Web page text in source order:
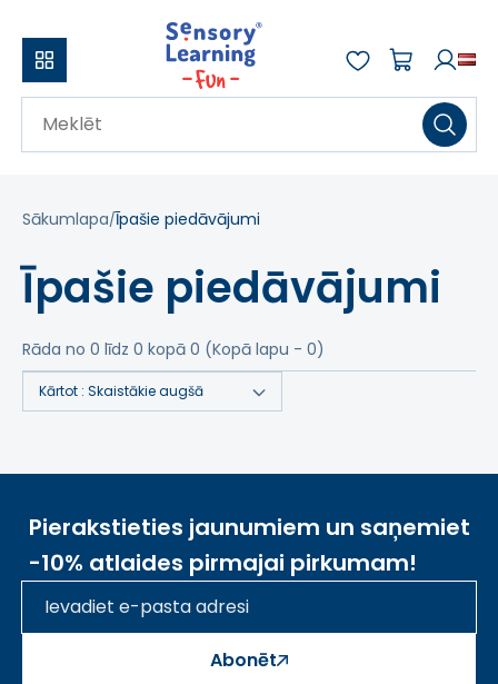
Sākumlapa Īpašie piedāvājumi
Īpašie piedāvājumi
Rāda no 0 līdz 0 kopā 0 (Kopā lapu - 0)
Kārtot : Skaistākie augšā
Pierakstieties jaunumiem un saņemiet
-10% atlaides pirmajai pirkumam!
Abonēt